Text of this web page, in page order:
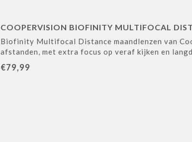
COOPERVISION BIOFINITY MULTIFOCAL
Biofinity Multifocal Distance maandlenzen van
afstanden, met extra focus op veraf kijken en
€79,99